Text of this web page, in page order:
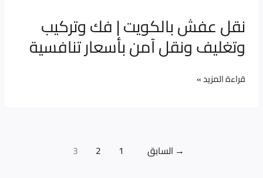
نقل عفش بالكويت | فك وتركيب
وتغليف ونقل آمن بأسعار تنافسية
بأسعار
تنافسية
قراءة المزيد »
→ السابق 1
2
3